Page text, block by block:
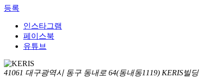
등록
인스타그램
페이스북
유튜브
41061 대구광역시 동구 동내로 64(동내동1119) KERIS빌딩